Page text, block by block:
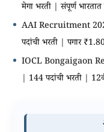
मेगा भरती | संपूर्ण भारतात
AAI Recruitment
पदांची भरती | पगार
IOCL Bongaigaon
| 144 पदांची भरती |